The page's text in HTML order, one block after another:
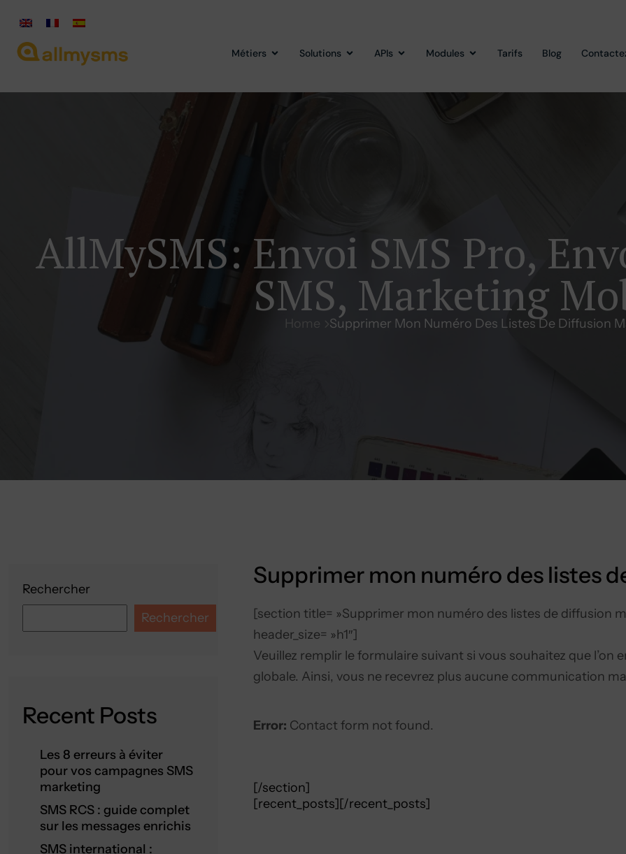
Métiers Solutions APIs Modules Tarifs Blog
AllMySMS: Envoi SMS Pro,
SMS, Marketing
Home Supprimer Mon Numéro Des Listes De Diffusion
Rechercher
Rechercher
Recent Posts
Les 8 erreurs à éviter
pour vos campagnes SMS
marketing
SMS RCS : guide complet
sur les messages enrichis
SMS international :
Supprimer mon numéro des listes
[section title= »Supprimer mon numéro des listes de diffusion
header_size= »h1″]
Veuillez remplir le formulaire suivant si vous souhaitez que
globale. Ainsi, vous ne recevrez plus aucune communication
Error: Contact form not found.
[/section]
[recent_posts][/recent_posts]